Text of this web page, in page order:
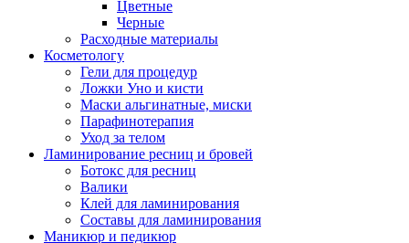
Цветные
Черные
Расходные материалы
Косметологу
Гели для процедур
Ложки Уно и кисти
Маски альгинатные, миски
Парафинотерапия
Уход за телом
Ламинирование ресниц и бровей
Ботокс для ресниц
Валики
Клей для ламинирования
Составы для ламинирования
Маникюр и педикюр